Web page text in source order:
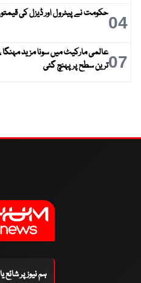
04حکومت نے پیٹرول اور ڈیزل کی
07ترین سطح پر پہنچ گئی
ہم نیوز پر